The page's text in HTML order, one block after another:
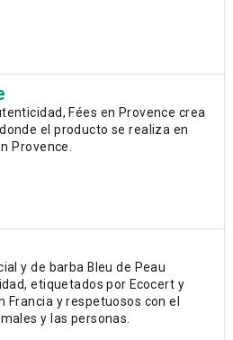
Fées en Provence crea
el producto se realiza en
Provence.
y de barba Bleu de Peau
etiquetados por Ecocert y
Francia y respetuosos con el
y las personas.